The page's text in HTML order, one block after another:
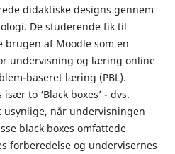
didaktiske designs gennem
De studerende fik til
af ​​Moodle som en
undervisning og læring online
baseret læring (PBL).
to ‘Black boxes’ - dvs.
når undervisningen
black boxes omfattede
forberedelse og undervisernes